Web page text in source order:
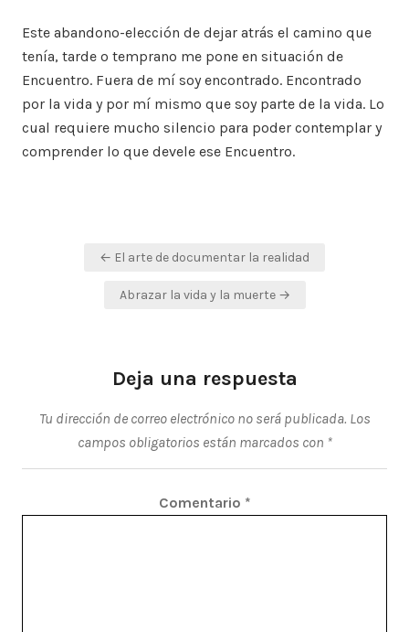
Este abandono-elección de dejar atrás el camino que
tenía, tarde o temprano me pone en situación de
Encuentro. Fuera de mí soy encontrado. Encontrado
por la vida y por mí mismo que soy parte de la vida. Lo
cual requiere mucho silencio para poder contemplar y
comprender lo que devele ese Encuentro.
Navegación
entradas
← El arte de documentar la realidad
Abrazar la vida y la muerte →
Deja una respuesta
Tu dirección de correo electrónico no será publicada. Los
campos obligatorios están marcados con *
Comentario *